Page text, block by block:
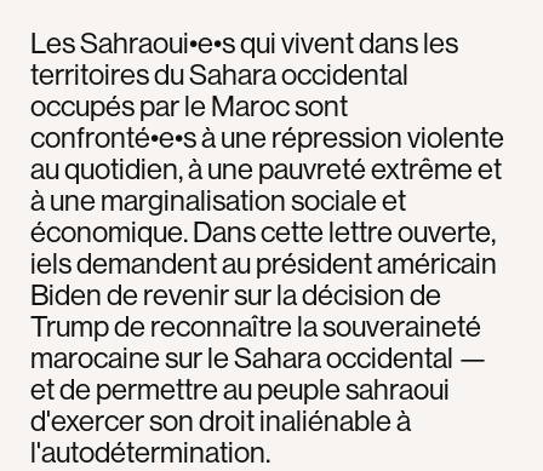
Les Sahraoui•e•s qui vivent dans les
territoires du Sahara occidental
occupés par le Maroc sont
confronté•e•s à une répression violente
au quotidien, à une pauvreté extrême et
à une marginalisation sociale et
économique. Dans cette lettre ouverte,
iels demandent au président américain
Biden de revenir sur la décision de
Trump de reconnaître la souveraineté
marocaine sur le Sahara occidental —
et de permettre au peuple sahraoui
d'exercer son droit inaliénable à
l'autodétermination.